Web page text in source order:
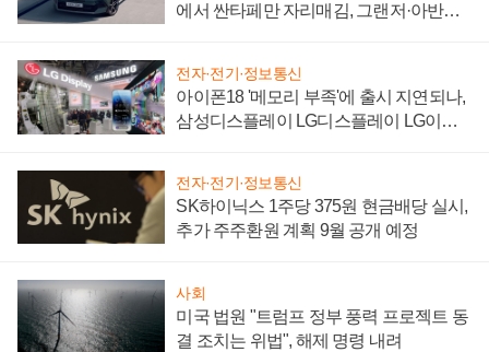
에서 싼타페만 자리매김, 그랜저·아반떼
전자·전기·정보통신
아이폰18 '메모리 부족'에 출시 지연되나,
삼성디스플레이 LG디스플레이 LG이노
전자·전기·정보통신
SK하이닉스 1주당 375원 현금배당 실시,
추가 주주환원 계획 9월 공개 예정
사회
미국 법원 "트럼프 정부 풍력 프로젝트 동
결 조치는 위법", 해제 명령 내려